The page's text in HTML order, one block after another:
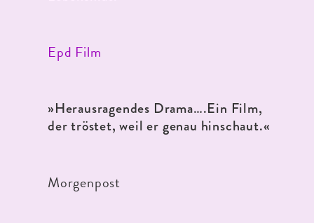
Epd Film
»Herausragendes Drama….Ein Film,
der tröstet, weil er genau hinschaut.«
Morgenpost